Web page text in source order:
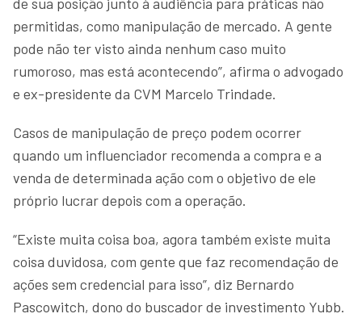
permitidas, como manipulação de mercado. A gente
pode não ter visto ainda nenhum caso muito
rumoroso, mas está acontecendo”, afirma o advogado
e ex-presidente da CVM Marcelo Trindade.
Casos de manipulação de preço podem ocorrer
quando um influenciador recomenda a compra e a
venda de determinada ação com o objetivo de ele
próprio lucrar depois com a operação.
“Existe muita coisa boa, agora também existe muita
coisa duvidosa, com gente que faz recomendação de
ações sem credencial para isso”, diz Bernardo
Pascowitch, dono do buscador de investimento Yubb.